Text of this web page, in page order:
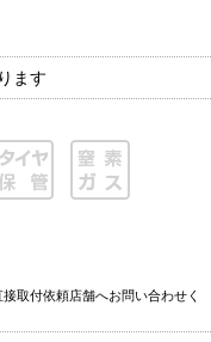
ます
取付依頼店舗へお問い合わせく